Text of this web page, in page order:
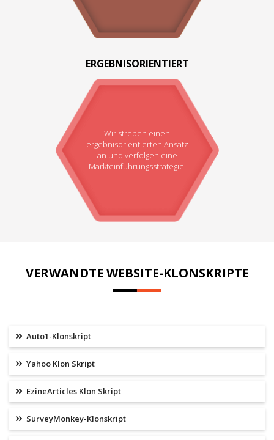
ERGEBNISORIENTIERT
Wir streben einen
ergebnisorientierten Ansatz
an und verfolgen eine
Markteinführungsstrategie.
VERWANDTE WEBSITE-KLONSKRIPTE
Auto1-Klonskript
Yahoo Klon Skript
EzineArticles Klon Skript
SurveyMonkey-Klonskript